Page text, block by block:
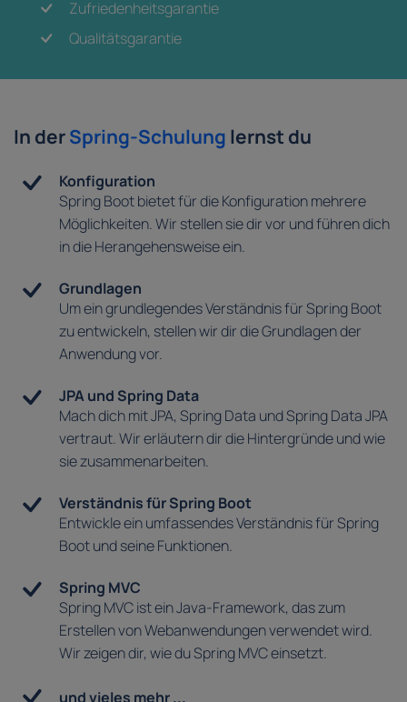
In derSpring-Schulung lernst du
Konfiguration
Spring Boot bietet für die Konfiguration mehrere
Möglichkeiten. Wir stellen sie dir vor und führen dich
in die Herangehensweise ein.
Grundlagen
Um ein grundlegendes Verständnis für Spring Boot
zu entwickeln, stellen wir dir die Grundlagen der
Anwendung vor.
JPA und Spring Data
Mach dich mit JPA, Spring Data und Spring Data JPA
vertraut. Wir erläutern dir die Hintergründe und wie
sie zusammenarbeiten.
Verständnis für Spring Boot
Entwickle ein umfassendes Verständnis für Spring
Boot und seine Funktionen.
Spring MVC
Spring MVC ist ein Java-Framework, das zum
Erstellen von Webanwendungen verwendet wird.
Wir zeigen dir, wie du Spring MVC einsetzt.
und vieles mehr ...
Zufriedenheitsgarantie
Qualitätsgarantie